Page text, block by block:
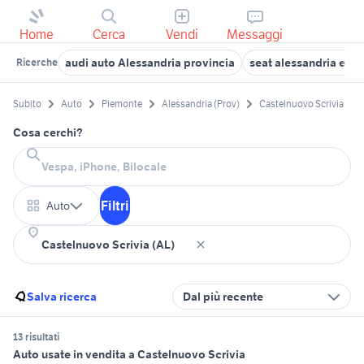
Home Cerca Vendi Messaggi
Ricerche audi auto Alessandria provincia seat alessandria e
Subito Auto Piemonte Alessandria (Prov) Castelnuovo Scrivia
Cosa cerchi?
Auto Filtri
Salva ricerca Dal più recente
13 risultati
Auto usate in vendita a Castelnuovo Scrivia